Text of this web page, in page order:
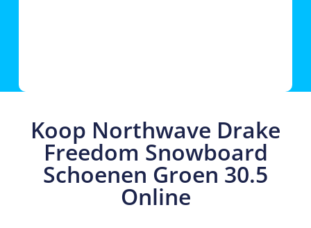
Koop Northwave Drake
Freedom Snowboard
Schoenen Groen 30.5
Online